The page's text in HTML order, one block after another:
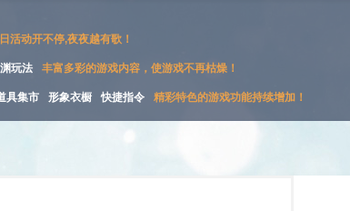
活动开不停,夜夜越有歌！
玩法 丰富多彩的游戏内容，使游戏不再枯燥！
具集市 形象衣橱 快捷指令 精彩特色的游戏功能持续增加！